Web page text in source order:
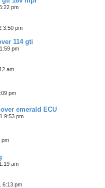
pm
3:50 pm
114 gti
pm
am
pm
emerald ECU
9:53 pm
pm
am
6:13 pm